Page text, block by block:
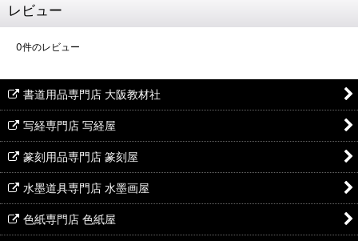
レビュー
0件のレビュー
書道用品専門店 大阪教材社
写経専門店 写経屋
篆刻用品専門店 篆刻屋
水墨道具専門店 水墨画屋
色紙専門店 色紙屋